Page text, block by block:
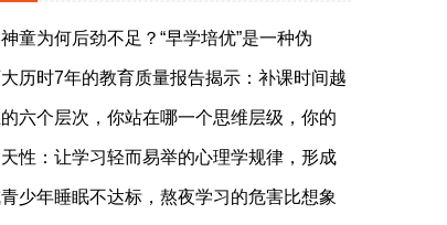
童为何后劲不足？“早学培优”是一种伪
历时7年的教育质量报告揭示：补课时间越
六个层次，你站在哪一个思维层级，你的
性：让学习轻而易举的心理学规律，形成
少年睡眠不达标，熬夜学习的危害比想象